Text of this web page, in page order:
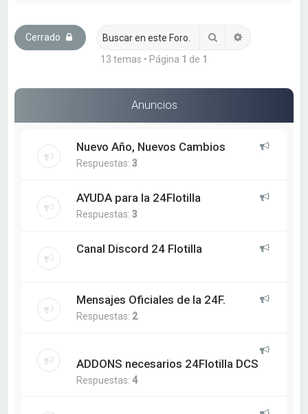
Cerrado Buscar
13 temas • Página 1 de 1
Anuncios
Nuevo Año, Nuevos Cambios
Respuestas:3
AYUDA para la 24Flotilla
Respuestas:3
Canal Discord 24 Flotilla
Mensajes Oficiales de la 24F.
Respuestas: 2
ADDONS necesarios 24Flotilla DCS
Respuestas:4